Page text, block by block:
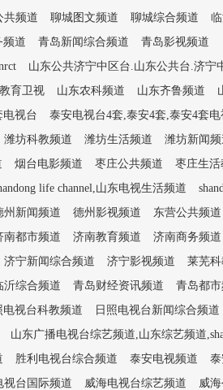
共频道 聊城图文频道 聊城综合频道
频道 青岛新闻综合频道 青岛影视频道
山东公共济宁中区台.山东公共台.济宁
育卫视 山东农科频道 山东齐鲁频道
电视台 泰安电视台4套,泰安4套,泰安4套电
潍坊科教频道 潍坊生活频道 潍坊新闻频
烟台电影频道 枣庄公共频道 枣庄生活
life channel,山东电视生活频道
州新闻频道 德州影视频道 东营公共频道
南都市频道 济南教育频道 济南商务频道
济宁新闻综合频道 济宁影视频道 莱芜
沂综合频道 青岛财经资讯频道 青岛都
电视台科教频道 日照电视台新闻综合频道
山东广播电视台综艺频道,山东综艺频道
胜利电视台综合频道 泰安电视频道
视台国际频道 威海电视台综艺频道 威